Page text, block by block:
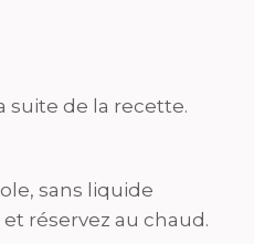
suite de la recette.
sans liquide
réservez au chaud.